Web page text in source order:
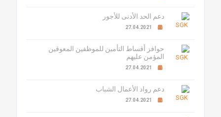
دعم الحد الأدنى للأجور
حوافز أقساط التأمين للموظفين المعوقين
المؤمن عليهم
دعم رواد الأعمال الشباب